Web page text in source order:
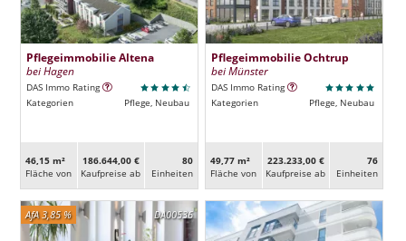
Pflegeimmobilie Altena
bei Hagen
DAS Immo Rating
Kategorien
Pflege, Neubau
46,15 m²
Fläche von
186.644,00 €
Kaufpreise ab
80
Ein­heiten
Pflegeimmobilie Ochtrup
bei Münster
DAS Immo Rating
Kategorien
Pflege, Neubau
49,77 m²
Fläche von
223.233,00 €
Kaufpreise ab
76
Ein­heiten
DA00536
AfA 3,85 %